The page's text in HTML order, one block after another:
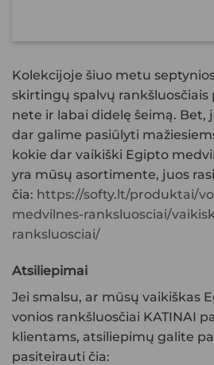
Kolekcijoje šiuo metu
skirtingų spalvų
nete ir labai didelę šeimą. Bet,
dar galime pasiūlyti
kokie dar vaikiški Egipto
yra mūsų asortimente, juos
čia: https://softy.lt/produktai/
medvilnes-ranksluosciai/
ranksluosciai/
Atsiliepimai
Jei smalsu, ar mūsų vaikiškas
vonios rankšluosčiai KATINAI
klientams, atsiliepimų galite
pasiteirauti čia: